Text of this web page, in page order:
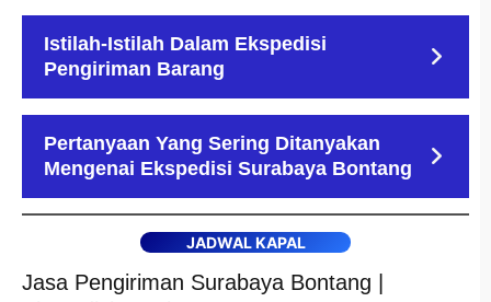
Istilah-Istilah Dalam Ekspedisi
Pengiriman Barang
Pertanyaan Yang Sering Ditanyakan
Mengenai Ekspedisi Surabaya Bontang
JADWAL KAPAL
Jasa Pengiriman Surabaya Bontang |